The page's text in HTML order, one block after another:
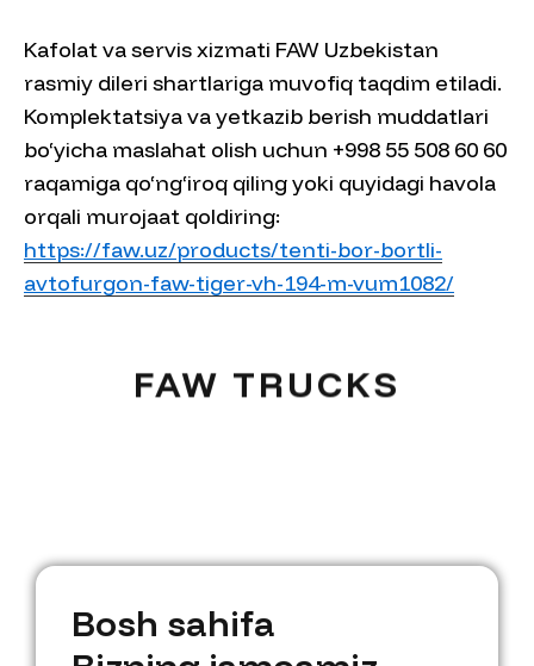
Kafolat va servis xizmati FAW Uzbekistan
rasmiy dileri shartlariga muvofiq taqdim etiladi.
Komplektatsiya va yetkazib berish muddatlari
bo‘yicha maslahat olish uchun +998 55 508 60 60
raqamiga qo‘ng‘iroq qiling yoki quyidagi havola
orqali murojaat qoldiring:
https://faw.uz/products/tenti-bor-bortli-
avtofurgon-faw-tiger-vh-194-m-vum1082/
FAW TRUCKS
Bosh sahifa